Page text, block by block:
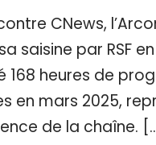
CNews,
par RSF
168 heures de
en mars 2025,
de la chaîne.